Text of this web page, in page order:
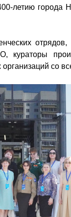
летию
отрядов,
кураторы
со